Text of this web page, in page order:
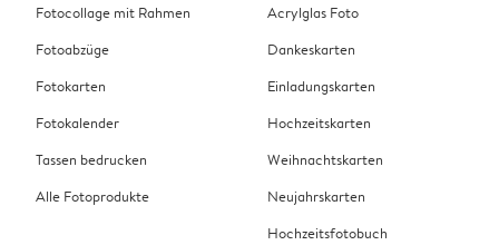
Fotocollage mit Rahmen
Fotoabzüge
Fotokarten
Fotokalender
Tassen bedrucken
Alle Fotoprodukte
Acrylglas Foto
Dankeskarten
Einladungskarten
Hochzeitskarten
Weihnachtskarten
Neujahrskarten
Hochzeitsfotobuch